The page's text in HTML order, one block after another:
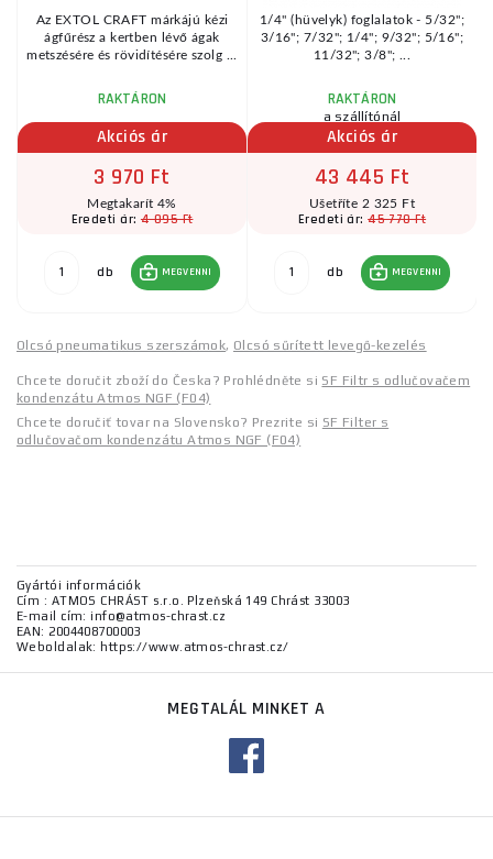
Az EXTOL CRAFT márkájú kézi
ágfűrész a kertben lévő ágak
metszésére és rövidítésére szolg ...
RAKTÁRON
Akciós ár
3 970 Ft
Megtakarít 4%
Eredeti ár:4 095 Ft
db MEGVENNI
1/4" (hüvelyk) foglalatok - 5/32";
3/16"; 7/32"; 1/4"; 9/32"; 5/16";
11/32"; 3/8"; ...
RAKTÁRON
a szállítónál
Akciós ár
43 445 Ft
Ušetříte 2 325 Ft
Eredeti ár:45 770 Ft
db MEGVENNI
Olcsó pneumatikus szerszámok, Olcsó sűrített levegő-kezelés
Chcete doručit zboží do Česka? Prohlédněte si SF Filtr s odlučovačem
kondenzátu Atmos NGF (F04)
Chcete doručiť tovar na Slovensko? Prezrite si SF Filter s
odlučovačom kondenzátu Atmos NGF (F04)
Gyártói információk
Cím : ATMOS CHRÁST s.r.o. Plzeňská 149 Chrást 33003
E-mail cím: info@atmos-chrast.cz
EAN: 2004408700003
Weboldalak: https://www.atmos-chrast.cz/
MEGTALÁL MINKET A